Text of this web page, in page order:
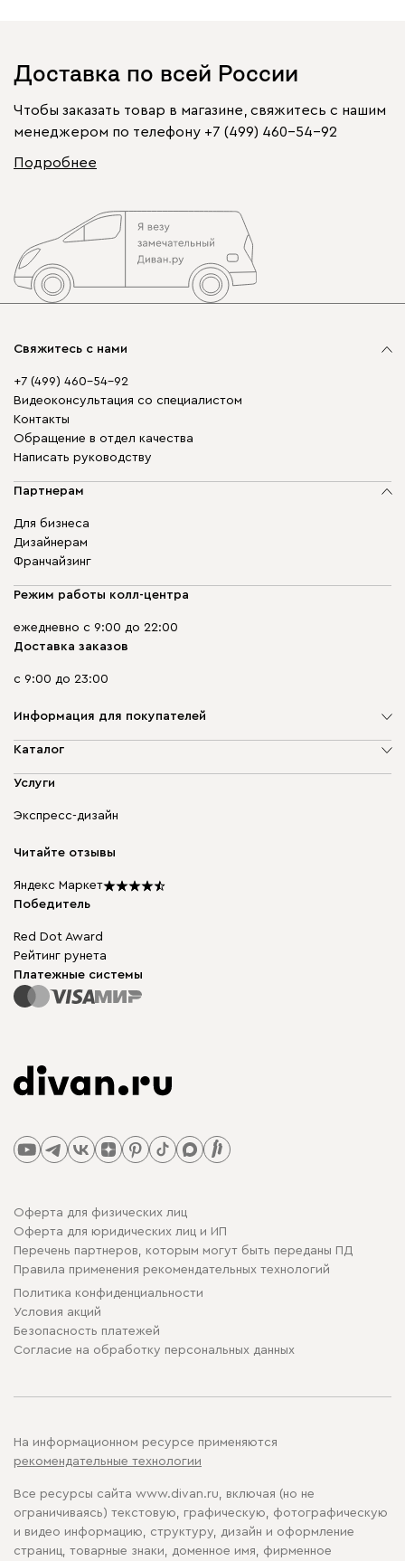
Доставка по всей России
Чтобы заказать товар в магазине, свяжитесь с нашим
менеджером по телефону +7 (499) 460-54-92
Подробнее
Свяжитесь с нами
+7 (499) 460-54-92
Видеоконсультация со специалистом
Контакты
Обращение в отдел качества
Написать руководству
Партнерам
Для бизнеса
Дизайнерам
Франчайзинг
Режим работы колл-центра
ежедневно с 9:00 до 22:00
Доставка заказов
с 9:00 до 23:00
Информация для покупателей
О компании
Доставка и оплата
диван.клуб
Карьера
Подарочные сертификаты
Мы в прессе
Каталог
Мягкая мебель
Бескаркасная мебель
Столы и стулья
Услуги
Экспресс-дизайн
Читайте отзывы
Яндекс Маркет
Победитель
Red Dot Award
Рейтинг рунета
Платежные системы
Оферта для физических лиц
Оферта для юридических лиц и ИП
Перечень партнеров, которым могут быть переданы ПД
Правила применения рекомендательных технологий
Политика конфиденциальности
Условия акций
Безопасность платежей
Cогласие на обработку персональных данных
На информационном ресурсе применяются
рекомендательные технологии
Все ресурсы сайта www.divan.ru, включая (но не
ограничиваясь) текстовую, графическую, фотографическую
и видео информацию, структуру, дизайн и оформление
страниц, товарные знаки, доменное имя, фирменное